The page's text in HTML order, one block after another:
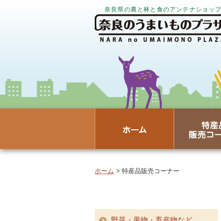
奈良県の農と林と食のアンテナショッ
ホーム > 特産品販売コーナー